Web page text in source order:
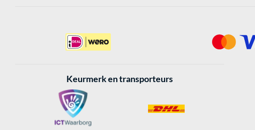
Keurmerk en transporteurs